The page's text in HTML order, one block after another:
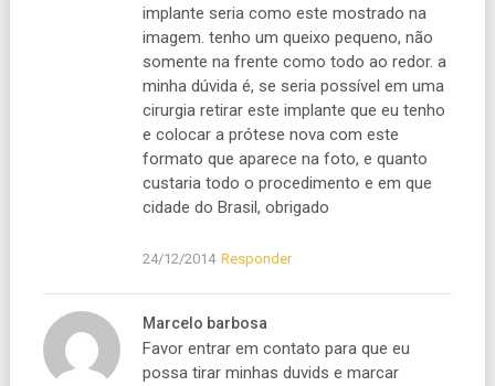
implante seria como este mostrado na
imagem. tenho um queixo pequeno, não
somente na frente como todo ao redor. a
minha dúvida é, se seria possível em uma
cirurgia retirar este implante que eu tenho
e colocar a prótese nova com este
formato que aparece na foto, e quanto
custaria todo o procedimento e em que
cidade do Brasil, obrigado
24/12/2014 Responder
Marcelo barbosa
Favor entrar em contato para que eu
possa tirar minhas duvids e marcar